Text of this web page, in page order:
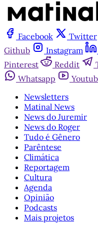
Facebook Twitter
Github
Instagram
Pinterest
Reddit
Whatsapp
Newsletters
Matinal News
News do Juremir
News do Roger
Tudo é Gênero
Parêntese
Climática
Reportagem
Cultura
Agenda
Opinião
Podcasts
Mais projetos